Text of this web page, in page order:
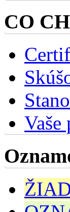
CO
Vaše